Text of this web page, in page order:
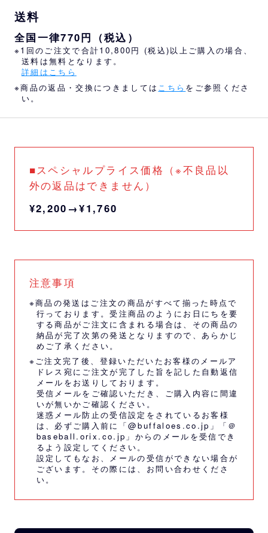
送料
全国一律770円（税込）
※1回のご注文で合計10,800円 (税込)以上ご購入の場合、
送料は無料となります。
詳細はこちら
※商品の返品・交換につきましては こちら をご参照くださ
い。
■スペシャルプライス価格（※不良品以
外の返品はできません）
¥2,200→¥1,760
注意事項
※商品の発送はご注文の商品がすべて揃った時点で
行っております。受注商品のようにお日にちを要
する商品がご注文に含まれる場合は、その商品の
納品が完了次第の発送となりますので、あらかじ
めご了承ください。
※ご注文完了後、登録いただいたお客様のメールア
ドレス宛にご注文が完了した旨を記した自動返信
メールをお送りしております。
受信メールをご確認いただき、ご購入内容に間違
いが無いかご確認ください。
迷惑メール防止の受信設定をされているお客様
は、必ずご購入前に「@buffaloes.co.jp」「＠
baseball.orix.co.jp」からのメールを受信でき
るよう設定してください。
設定してもなお、メールの受信ができない場合が
ございます。その際には、 お問い合わせくださ
い。